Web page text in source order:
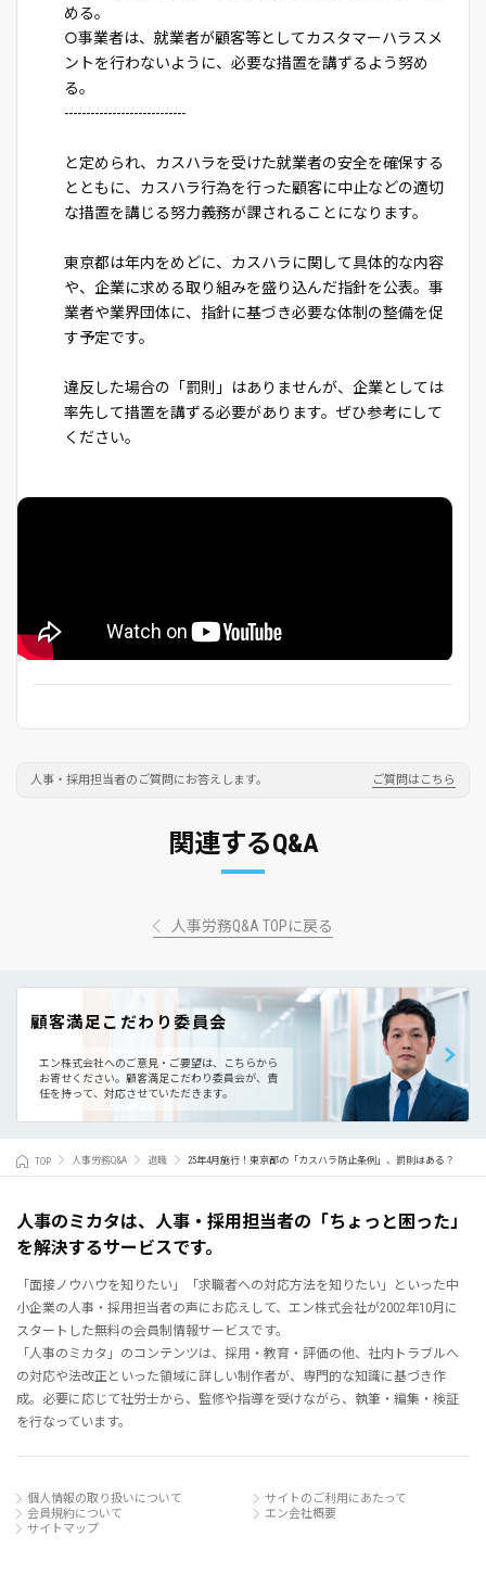
める。
○事業者は、就業者が顧客等としてカスタマーハラスメ
ントを行わないように、必要な措置を講ずるよう努め
る。
----------------------------
と定められ、カスハラを受けた就業者の安全を確保する
とともに、カスハラ行為を行った顧客に中止などの適切
な措置を講じる努力義務が課されることになります。
東京都は年内をめどに、カスハラに関して具体的な内容
や、企業に求める取り組みを盛り込んだ指針を公表。事
業者や業界団体に、指針に基づき必要な体制の整備を促
す予定です。
違反した場合の「罰則」はありませんが、企業としては
率先して措置を講ずる必要があります。ぜひ参考にして
ください。
人事・採用担当者のご質問にお答えします。 ご質問はこちら
関連するQ&A
人事労務Q&A TOPに戻る
顧客満足こだわり委員会
エン株式会社へのご意見・ご要望は、こちらから
お寄せください。 顧客満足こだわり委員会が、責
任を持って、対応させていただきます。
TOP 人事労務Q&A 退職 25年4月施行！東京都の「カスハラ防止条例」、罰則はある？
人事のミカタは、人事・採用担当者の「ちょっと困った」
を解決するサービスです。
「面接ノウハウを知りたい」「求職者への対応方法を知りたい」といった中
小企業の人事・採用担当者の声にお応えして、エン株式会社が2002年10月に
スタートした無料の会員制情報サービスです。
「人事のミカタ」のコンテンツは、採用・教育・評価の他、社内トラブルへ
の対応や法改正といった領域に詳しい制作者が、専門的な知識に基づき作
成。必要に応じて社労士から、監修や指導を受けながら、執筆・編集・検証
を行なっています。
個人情報の取り扱いについて
サイトのご利用にあたって
会員規約について
エン会社概要
サイトマップ